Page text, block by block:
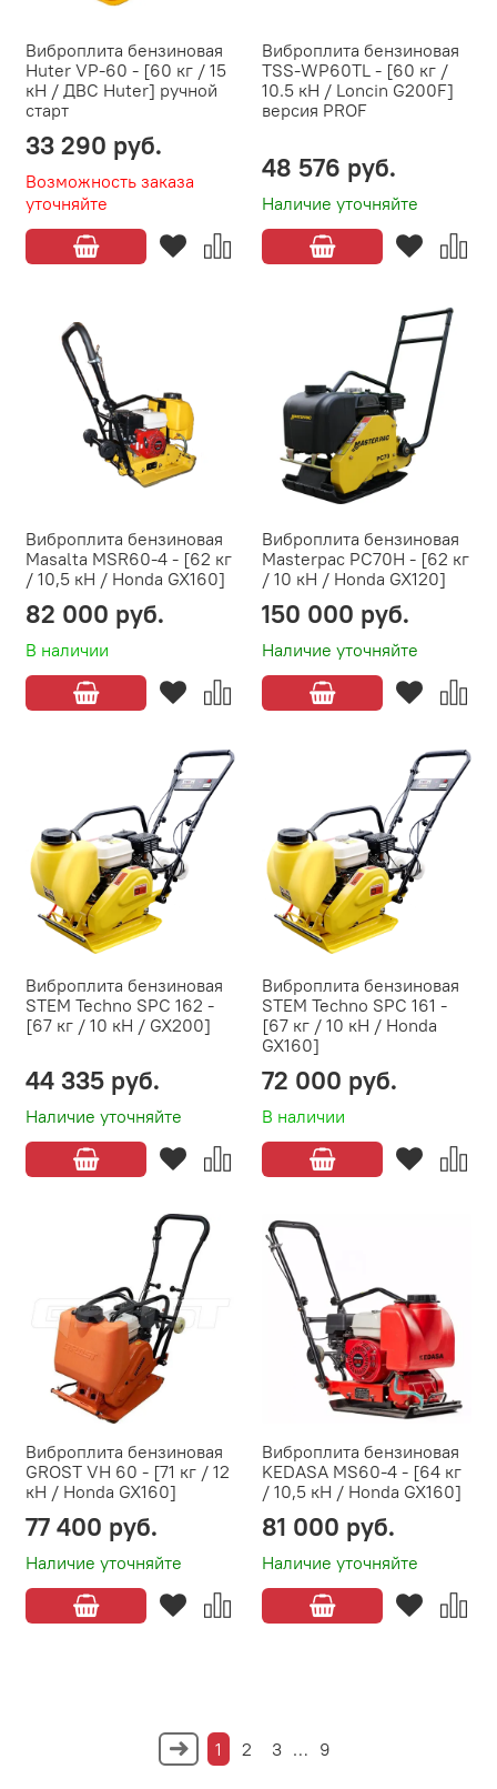
Виброплита бензиновая
Huter VP-60 - [60 кг / 15
кН / ДВС Huter] ручной
старт
Возможность заказа
уточняйте
33 290 руб.
Виброплита бензиновая
TSS-WP60TL - [60 кг /
10.5 кН / Loncin G200F]
версия PROF
Наличие уточняйте
48 576 руб.
Виброплита бензиновая
Masalta MSR60-4 - [62 кг
/ 10,5 кН / Honda GX160]
В наличии
82 000 руб.
Виброплита бензиновая
Masterpac PC70H - [62 кг
/ 10 кН / Honda GX120]
Наличие уточняйте
150 000 руб.
Виброплита бензиновая
STEM Techno SPC 162 -
[67 кг / 10 кН / GX200]
Наличие уточняйте
44 335 руб.
Виброплита бензиновая
STEM Techno SPC 161 -
[67 кг / 10 кН / Honda
GX160]
В наличии
72 000 руб.
Виброплита бензиновая
GROST VH 60 - [71 кг / 12
кН / Honda GX160]
Наличие уточняйте
77 400 руб.
Виброплита бензиновая
KEDASA MS60‑4 - [64 кг
/ 10,5 кН / Honda GX160]
Наличие уточняйте
81 000 руб.
1 2 3 … 9